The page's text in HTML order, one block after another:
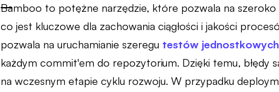
Bamboo to potężne narzędzie, które pozwala na
co jest kluczowe dla zachowania ciągłości i jakości
pozwala na uruchamianie szeregu testów jednostkowych
każdym commit'em do repozytorium. Dzięki temu, błędy
na wczesnym etapie cyklu rozwoju. W przypadku